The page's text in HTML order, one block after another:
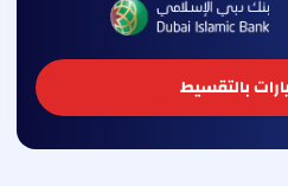
بالتقسيط